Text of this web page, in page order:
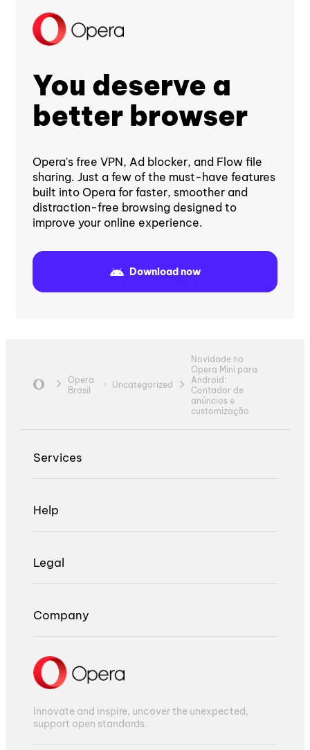
You deserve a
better browser
Opera's free VPN, Ad blocker, and Flow file
sharing. Just a few of the must-have features
built into Opera for faster, smoother and
distraction-free browsing designed to
improve your online experience.
Download now
Opera
Brasil
Uncategorized
Novidade no
Opera Mini para
Android:
Contador de
anúncios e
customização
Services
Help
Legal
Company
Innovate and inspire, uncover the unexpected,
support open standards.